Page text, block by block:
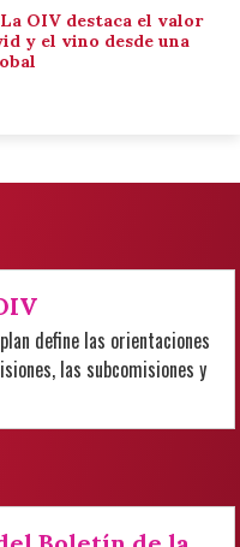
OIV destaca el valor
y el vino desde una
define las orientaciones
las subcomisiones y